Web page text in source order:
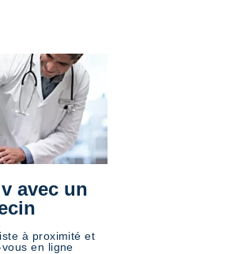
avec un
à proximité et
en ligne